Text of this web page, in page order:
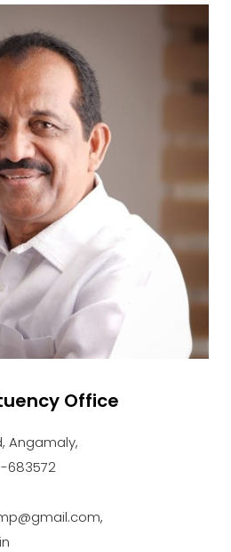
Office
Angamaly,
683572